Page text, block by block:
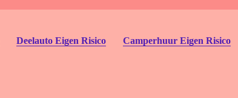
Deelauto Eigen Risico Camperhuur Eigen Risico